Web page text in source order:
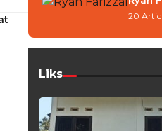
20
Liks